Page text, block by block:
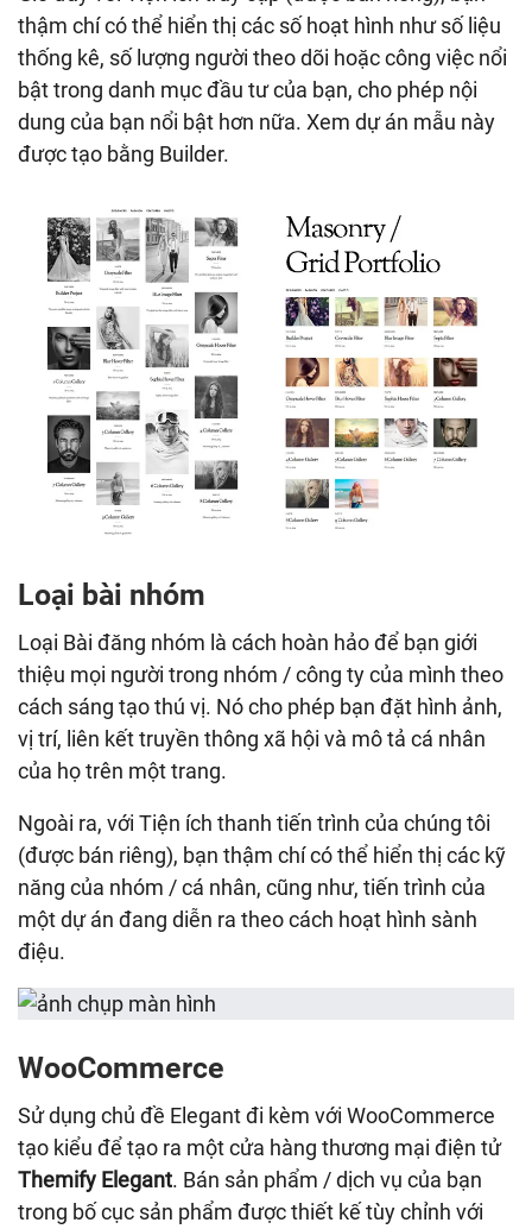
thậm chí có thể hiển thị các số hoạt hình như số liệu
thống kê, số lượng người theo dõi hoặc công việc nổi
bật trong danh mục đầu tư của bạn, cho phép nội
dung của bạn nổi bật hơn nữa. Xem dự án mẫu này
được tạo bằng Builder.
Loại bài nhóm
Loại Bài đăng nhóm là cách hoàn hảo để bạn giới
thiệu mọi người trong nhóm / công ty của mình theo
cách sáng tạo thú vị. Nó cho phép bạn đặt hình ảnh,
vị trí, liên kết truyền thông xã hội và mô tả cá nhân
của họ trên một trang.
Ngoài ra, với Tiện ích thanh tiến trình của chúng tôi
(được bán riêng), bạn thậm chí có thể hiển thị các kỹ
năng của nhóm / cá nhân, cũng như, tiến trình của
một dự án đang diễn ra theo cách hoạt hình sành
điệu.
WooCommerce
Sử dụng chủ đề Elegant đi kèm với WooCommerce
tạo kiểu để tạo ra một cửa hàng thương mại điện tử
Themify Elegant. Bán sản phẩm / dịch vụ của bạn
trong bố cục sản phẩm được thiết kế tùy chỉnh với